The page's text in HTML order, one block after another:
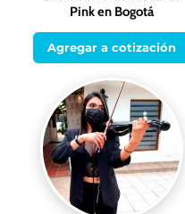
Pink en Bogotá
Agregar a cotización